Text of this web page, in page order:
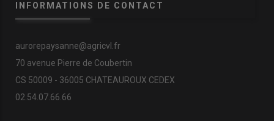
INFORMATIONS DE CONTACT
aurorepaysanne@agricvl.fr
70 avenue Pierre de Coubertin
CS 50009 - 36005 CHATEAUROUX CEDEX
02.54.07.66.66